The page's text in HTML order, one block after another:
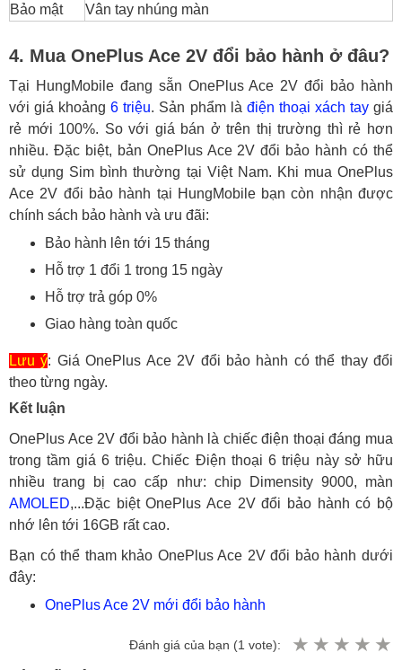
Bảo mật Vân tay nhúng màn
4. Mua OnePlus Ace 2V đổi bảo hành ở đâu?
Tại HungMobile đang sẵn OnePlus Ace 2V đổi bảo hành
với giá khoảng6 triệu. Sản phẩm là điện thoại xách taygiá
rẻ mới 100%. So với giá bán ở trên thị trường thì rẻ hơn
nhiều. Đặc biệt, bản OnePlus Ace 2V đổi bảo hành có thể
sử dụng Sim bình thường tại Việt Nam. Khi mua OnePlus
Ace 2V đổi bảo hành tại HungMobile bạn còn nhận được
chính sách bảo hành và ưu đãi:
Bảo hành lên tới 15 tháng
Hỗ trợ 1 đổi 1 trong 15 ngày
Hỗ trợ trả góp 0%
Giao hàng toàn quốc
Lưu ý: Giá OnePlus Ace 2V đổi bảo hành có thể thay đổi
theo từng ngày.
Kết luận
OnePlus Ace 2V đổi bảo hành là chiếc điện thoại đáng mua
trong tầm giá 6 triệu. Chiếc Điện thoại 6 triệu này sở hữu
nhiều trang bị cao cấp như: chip Dimensity 9000, màn
AMOLED,...Đặc biệt OnePlus Ace 2V đổi bảo hành có bộ
nhớ lên tới 16GB rất cao.
Bạn có thể tham khảo OnePlus Ace 2V đổi bảo hành dưới
đây:
OnePlus Ace 2V mới đổi bảo hành
Đánh giá của bạn (1 vote):